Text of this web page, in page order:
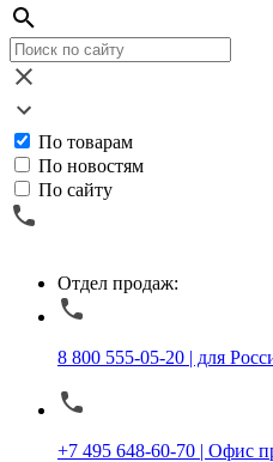
По товарам
По новостям
По сайту
Отдел продаж:
8 800 555-05-20 | для
+7 495 648-60-70 | Офис